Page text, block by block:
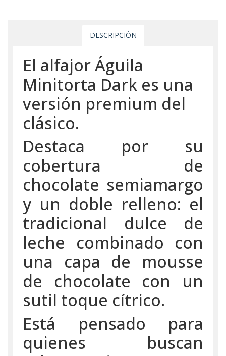
DESCRIPCIÓN
El alfajor Águila
Minitorta Dark es una
versión premium del
clásico.
Destaca por su
cobertura de
chocolate semiamargo
y un doble relleno: el
tradicional dulce de
leche combinado con
una capa de mousse
de chocolate con un
sutil toque cítrico.
Está pensado para
quienes buscan